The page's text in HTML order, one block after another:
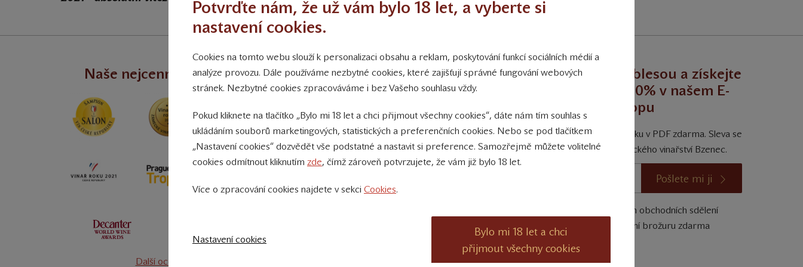
Naše nejcennější úspěchy
Další ocenění
Kalendář akcí
Palo Hoďa na Staráku
15. 08. 2026 14:00 do 21:00
VÍNA ZE ZÁMKŮ
29. 08. 2026 17:00 do 22:00
VÍNO MEZI PALETAMI - ŽIVĚ!
Degustujte s noblesou a získejte
trvalou slevu 10% v našem E-
shopu
Získejte degustační příručku v PDF zdarma. Sleva se
vztahuje na vína Zámeckého vinařství Bzenec.
Pošlete mi ji
Souhlasím se zasíláním obchodních sdělení
výměnou za degustační brožuru zdarma
Potvrďte nám, že už vám bylo 18 let, a vyberte si
nastavení cookies.
Cookies na tomto webu slouží k personalizaci obsahu a reklam, poskytování funkcí sociálních médií a
analýze provozu. Dále používáme nezbytné cookies, které zajišťují správné fungování webových
stránek. Nezbytné cookies zpracováváme i bez Vašeho souhlasu vždy.
Pokud kliknete na tlačítko „Bylo mi 18 let a chci přijmout všechny cookies“, dáte nám tím souhlas s
ukládáním souborů marketingových, statistických a preferenčních cookies. Nebo se pod tlačítkem
„Nastavení cookies“ dozvědět vše podstatné a nastavit si preference. Samozřejmě můžete volitelné
cookies odmítnout kliknutím zde, čímž zároveň potvrzujete, že vám již bylo 18 let.
Více o zpracování cookies najdete v sekci Cookies.
Nastavení cookies
Bylo mi 18 let a chci
přijmout všechny cookies